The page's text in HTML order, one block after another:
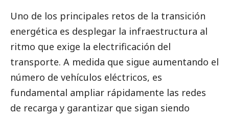
Uno de los principales retos de la transición
energética es desplegar la infraestructura al
ritmo que exige la electrificación del
transporte. A medida que sigue aumentando el
número de vehículos eléctricos, es
fundamental ampliar rápidamente las redes
de recarga y garantizar que sigan siendo